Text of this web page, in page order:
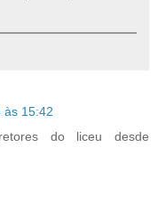
às 15:42
do liceu desde